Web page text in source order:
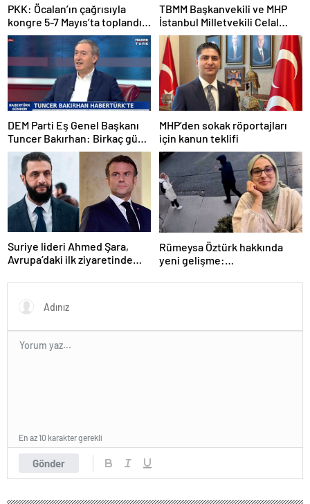
PKK: Öcalan’ın çağrısıyla
kongre 5-7 Mayıs’ta toplandı!
Tarihi bir karar alındı!
TBMM Başkanvekili ve MHP
İstanbul Milletvekili Celal
Adan: Kan ve kin devri
kapanmıştır
DEM Parti Eş Genel Başkanı
Tuncer Bakırhan: Birkaç gün
içerisinde kongre kararları
açıklanacak
MHP’den sokak röportajları
için kanun teklifi
Suriye lideri Ahmed Şara,
Avrupa’daki ilk ziyaretinde
Rümeysa Öztürk hakkında
yeni gelişme:
geciktirilmemesini istedi
Gönder
En az 10 karakter gerekli